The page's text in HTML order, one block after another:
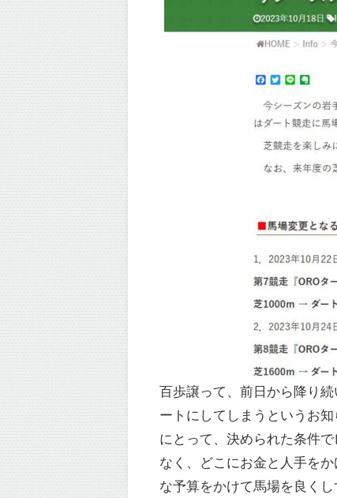
百歩譲って、前日から降り
ートにしてしまうというお
にとって、決められた条件
なく、どこにお金と人手を
な予算をかけて馬場を良く